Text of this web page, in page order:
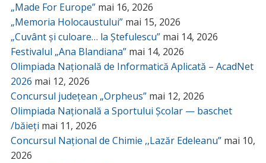
„Made For Europe” mai 16, 2026
„Memoria Holocaustului” mai 15, 2026
„Cuvânt și culoare… la Ștefulescu” mai 14, 2026
Festivalul „Ana Blandiana” mai 14, 2026
Olimpiada Națională de Informatică Aplicată – AcadNet
2026 mai 12, 2026
Concursul județean „Orpheus” mai 12, 2026
Olimpiada Națională a Sportului Școlar — baschet
/băieți mai 11, 2026
Concursul Național de Chimie ,,Lazăr Edeleanu” mai 10,
2026